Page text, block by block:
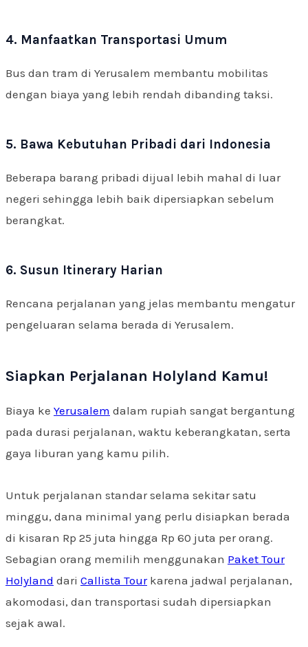
4. Manfaatkan Transportasi Umum
Bus dan tram di Yerusalem membantu mobilitas
dengan biaya yang lebih rendah dibanding taksi.
5. Bawa Kebutuhan Pribadi dari Indonesia
Beberapa barang pribadi dijual lebih mahal di luar
negeri sehingga lebih baik dipersiapkan sebelum
berangkat.
6. Susun Itinerary Harian
Rencana perjalanan yang jelas membantu mengatur
pengeluaran selama berada di Yerusalem.
Siapkan Perjalanan Holyland Kamu!
Biaya ke Yerusalem dalam rupiah sangat bergantung
pada durasi perjalanan, waktu keberangkatan, serta
gaya liburan yang kamu pilih.
Untuk perjalanan standar selama sekitar satu
minggu, dana minimal yang perlu disiapkan berada
di kisaran Rp 25 juta hingga Rp 60 juta per orang.
Sebagian orang memilih menggunakan Paket Tour
Holyland dari Callista Tourkarena jadwal perjalanan,
akomodasi, dan transportasi sudah dipersiapkan
sejak awal.